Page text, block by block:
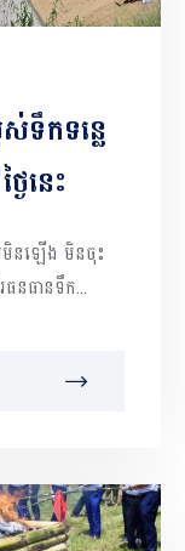
ទឹកទន្លេ
ៃនេះ
មមិនឡើង មិនចុះ
នធានទឹក...